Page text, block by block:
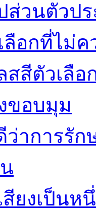
ส่วนตัวป
อกที่ไม่ค
สสีตัวเลื
ขอบมุม
ว่าการรั
สียงเป็น